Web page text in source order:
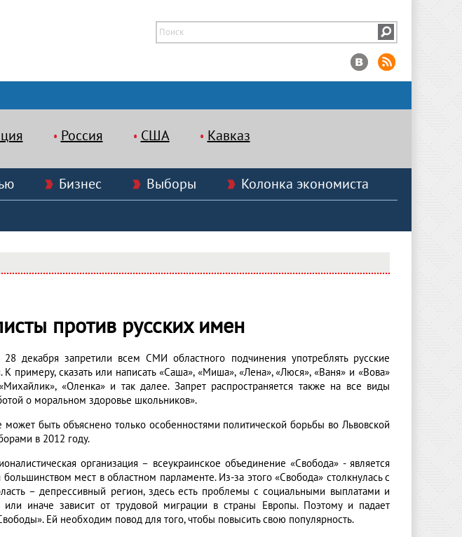
Россия США Кавказ
Бизнес Выборы
Колонка экономиста
против русских имен
28 декабря запретили всем СМИ областного подчинения употреблять русские
сказать или написать «Саша», «Миша», «Лена», «Люся», «Ваня» и «Вова»
«Оленка» и так далее. Запрет распространяется также на все виды
о моральном здоровье школьников».
быть объяснено только особенностями политической борьбы во Львовской
в 2012 году.
организация – всеукраинское объединение «Свобода» - является
большинством мест в областном парламенте. Из-за этого «Свобода» столкнулась с
– депрессивный регион, здесь есть проблемы с социальными выплатами и
или иначе зависит от трудовой миграции в страны Европы. Поэтому и падает
Ей необходим повод для того, чтобы повысить свою популярность.